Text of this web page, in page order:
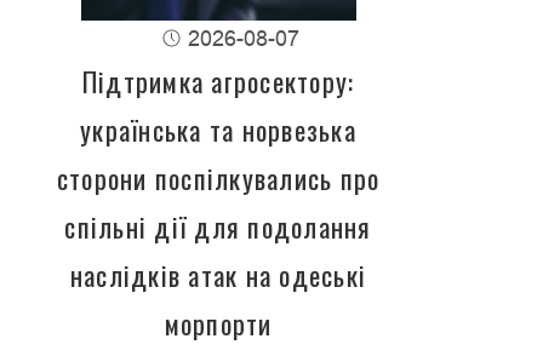
2026-08-07
Підтримка агросектору:
українська та норвезька
сторони поспілкувались про
спільні дії для подолання
наслідків атак на одеські
морпорти